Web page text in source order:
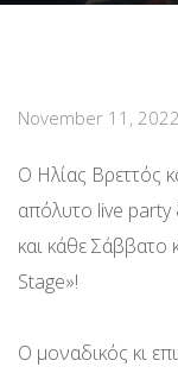
November 11, 2022
Ο Ηλίας Βρεττός
απόλυτο live party
και κάθε Σάββατο
Stage»!
Ο μοναδικός κι